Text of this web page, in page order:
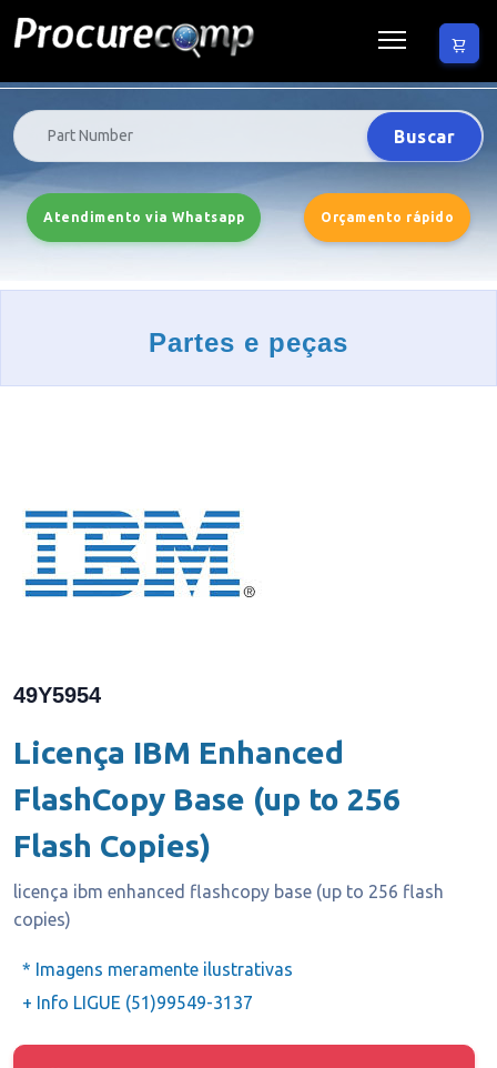
Buscar
Atendimento via Whatsapp Orçamento rápido
Partes e peças
49Y5954
Licença IBM Enhanced
FlashCopy Base (up to 256
Flash Copies)
licença ibm enhanced flashcopy base (up to 256 flash
copies)
* Imagens meramente ilustrativas
+ Info LIGUE (51)99549-3137